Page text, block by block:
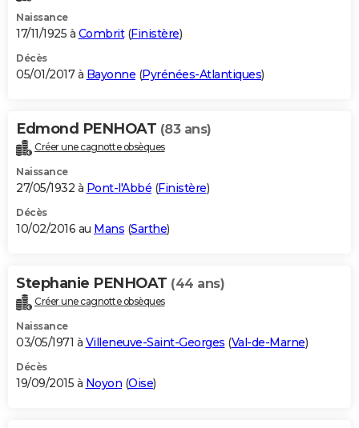
Naissance
17/11/1925 à Combrit(Finistère)
Décès
05/01/2017 à Bayonne (Pyrénées-Atlantiques)
Edmond PENHOAT (83 ans)
Créer une cagnotte obsèques
Naissance
27/05/1932 à Pont-l'Abbé (Finistère)
Décès
10/02/2016 au Mans (Sarthe)
Stephanie PENHOAT (44 ans)
Créer une cagnotte obsèques
Naissance
03/05/1971 à Villeneuve-Saint-Georges (Val-de-Marne)
Décès
19/09/2015 à Noyon (Oise)